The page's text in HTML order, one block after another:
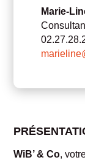
Marie-
WiB’ & Co,